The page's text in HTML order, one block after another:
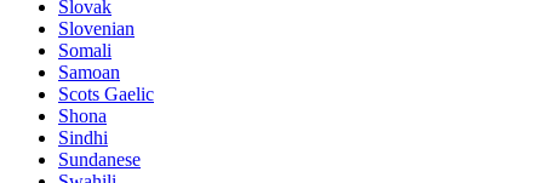
Slovak
Slovenian
Somali
Samoan
Scots Gaelic
Shona
Sindhi
Sundanese